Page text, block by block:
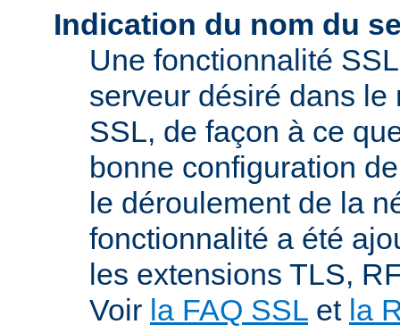
Indication du nom du
Une fonctionnalité
serveur désiré dans
SSL, de façon à ce
bonne configuration
le déroulement de la
fonctionnalité a été
les extensions TLS,
Voir la FAQ SSL et la